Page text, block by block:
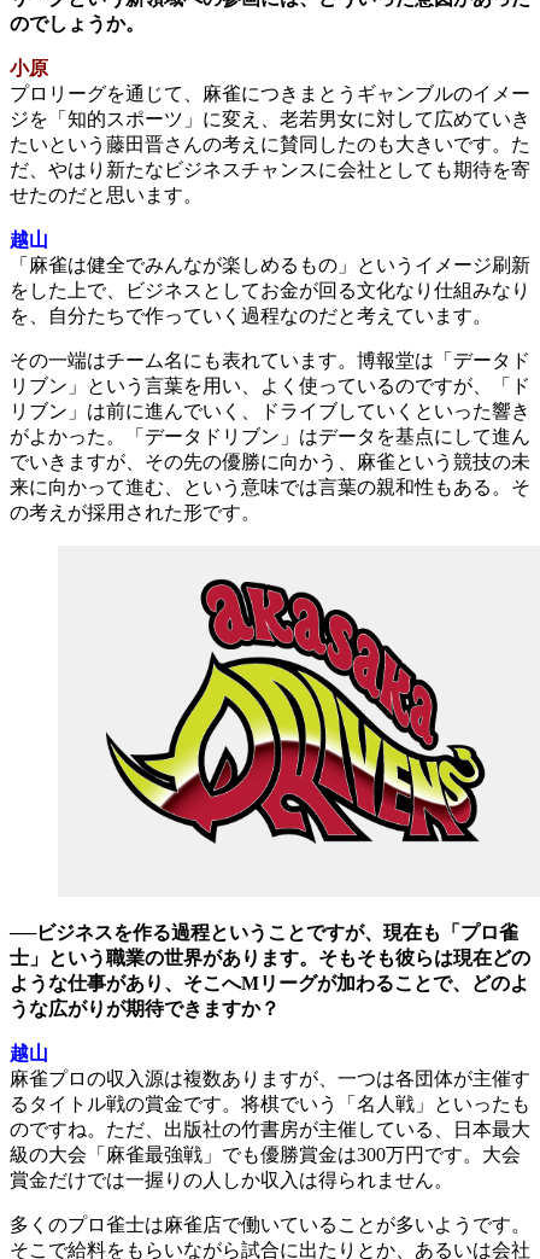
のでしょうか。
小原
プロリーグを通じて、麻雀につきまとうギャンブルのイメー
ジを「知的スポーツ」に変え、老若男女に対して広めていき
たいという藤田晋さんの考えに賛同したのも大きいです。た
だ、やはり新たなビジネスチャンスに会社としても期待を寄
せたのだと思います。
越山
「麻雀は健全でみんなが楽しめるもの」というイメージ刷新
をした上で、ビジネスとしてお金が回る文化なり仕組みなり
を、自分たちで作っていく過程なのだと考えています。
その一端はチーム名にも表れています。博報堂は「データド
リブン」という言葉を用い、よく使っているのですが、「ド
リブン」は前に進んでいく、ドライブしていくといった響き
がよかった。「データドリブン」はデータを基点にして進ん
でいきますが、その先の優勝に向かう、麻雀という競技の未
来に向かって進む、という意味では言葉の親和性もある。そ
の考えが採用された形です。
──ビジネスを作る過程ということですが、現在も「プロ雀
士」という職業の世界があります。そもそも彼らは現在どの
ような仕事があり、そこへMリーグが加わることで、どのよ
うな広がりが期待できますか？
越山
麻雀プロの収入源は複数ありますが、一つは各団体が主催す
るタイトル戦の賞金です。将棋でいう「名人戦」といったも
のですね。ただ、出版社の竹書房が主催している、日本最大
級の大会「麻雀最強戦」でも優勝賞金は300万円です。大会
賞金だけでは一握りの人しか収入は得られません。
多くのプロ雀士は麻雀店で働いていることが多いようです。
そこで給料をもらいながら試合に出たりとか、あるいは会社